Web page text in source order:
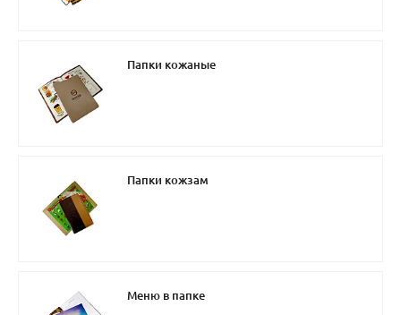
Папки кожаные
Папки кожзам
Меню в папке